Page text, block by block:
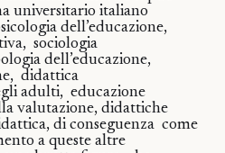
universitario italiano
dell’educazione,
sociologia
dell’educazione,
didattica
adulti, educazione
valutazione, didattiche
di conseguenza come
a queste altre